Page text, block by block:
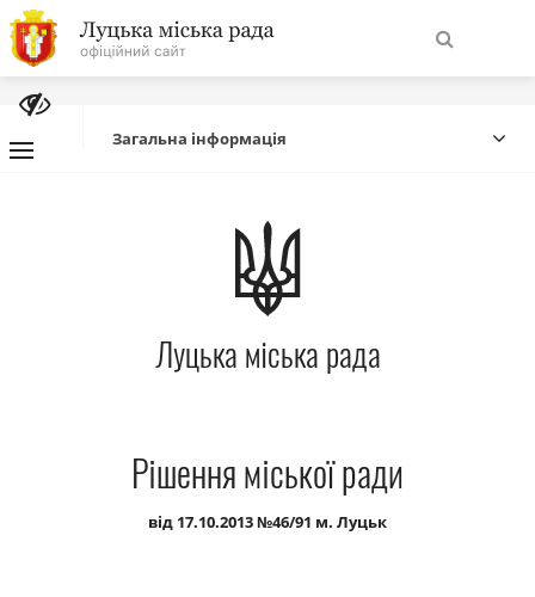
На
головну
Про місто
Міська влада
Міська рада
Публічна інформація
Загальна інформація
Луцька міська рада
Рішення міської ради
від 17.10.2013 №46/91 м. Луцьк